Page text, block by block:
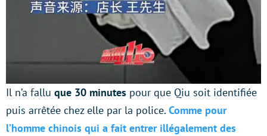
Il n’a fallu que 30 minutes pour que Qiu soit identifiée
puis arrêtée chez elle par la police. Comme pour
l’homme chinois qui a fait entrer illégalement des